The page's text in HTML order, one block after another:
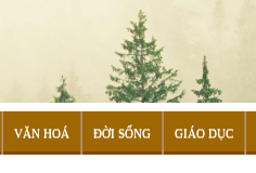
VĂN HOÁ ĐỜI SỐNG GIÁO DỤC